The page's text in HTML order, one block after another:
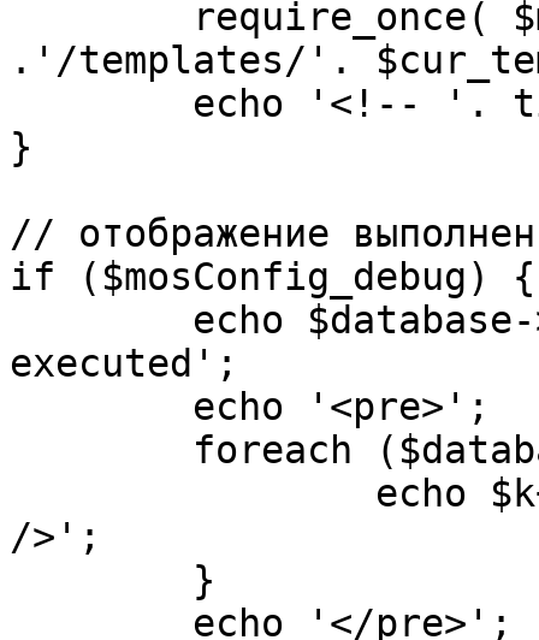
.'/templates/'.
}
// отображение
if ($mosConfig_debug) {
executed';
/>';